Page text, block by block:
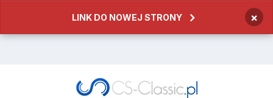
LINK DO NOWEJ STRONY ×